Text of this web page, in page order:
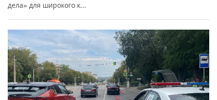
дела» для широкого к...